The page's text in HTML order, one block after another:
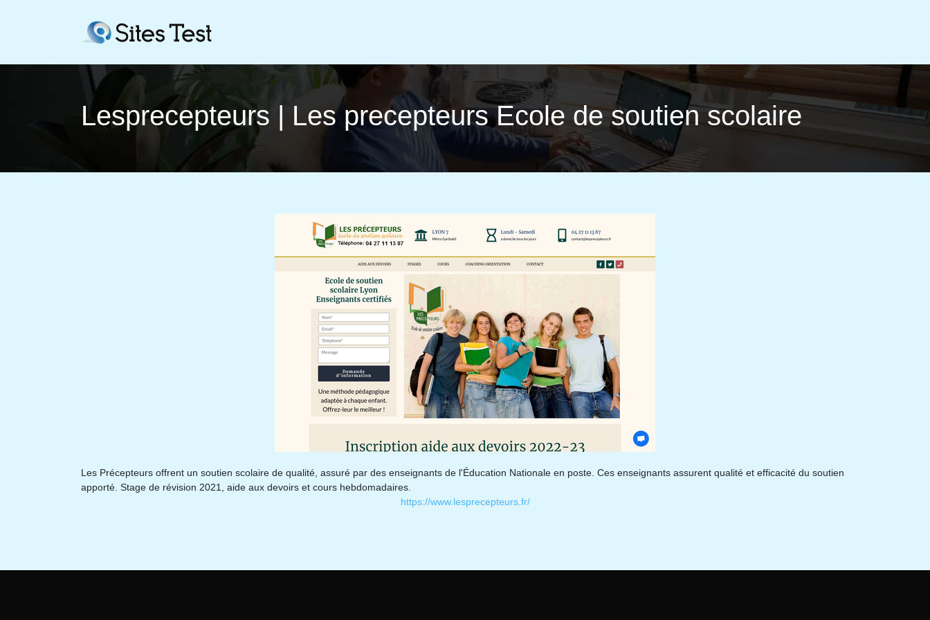
Lespre­cep­teurs | Les precepteurs Ecole de soutien scolaire
Les Précepteurs offrent un soutien scolaire de qualité, assuré par des enseignants de l'Éducation Nationale en poste. Ces enseignants assurent qualité et efficacité du soutien
apporté. Stage de révision 2021, aide aux devoirs et cours hebdomadaires.
https://www.lesprecepteurs.fr/